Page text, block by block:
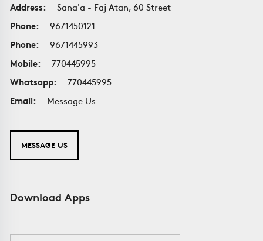
Address:
Sana'a - Faj Atan, 60 Street
Phone:
9671450121
Phone:
9671445993
Mobile:
770445995
Whatsapp:
770445995
Email:
Message Us
MESSAGE US
Download Apps